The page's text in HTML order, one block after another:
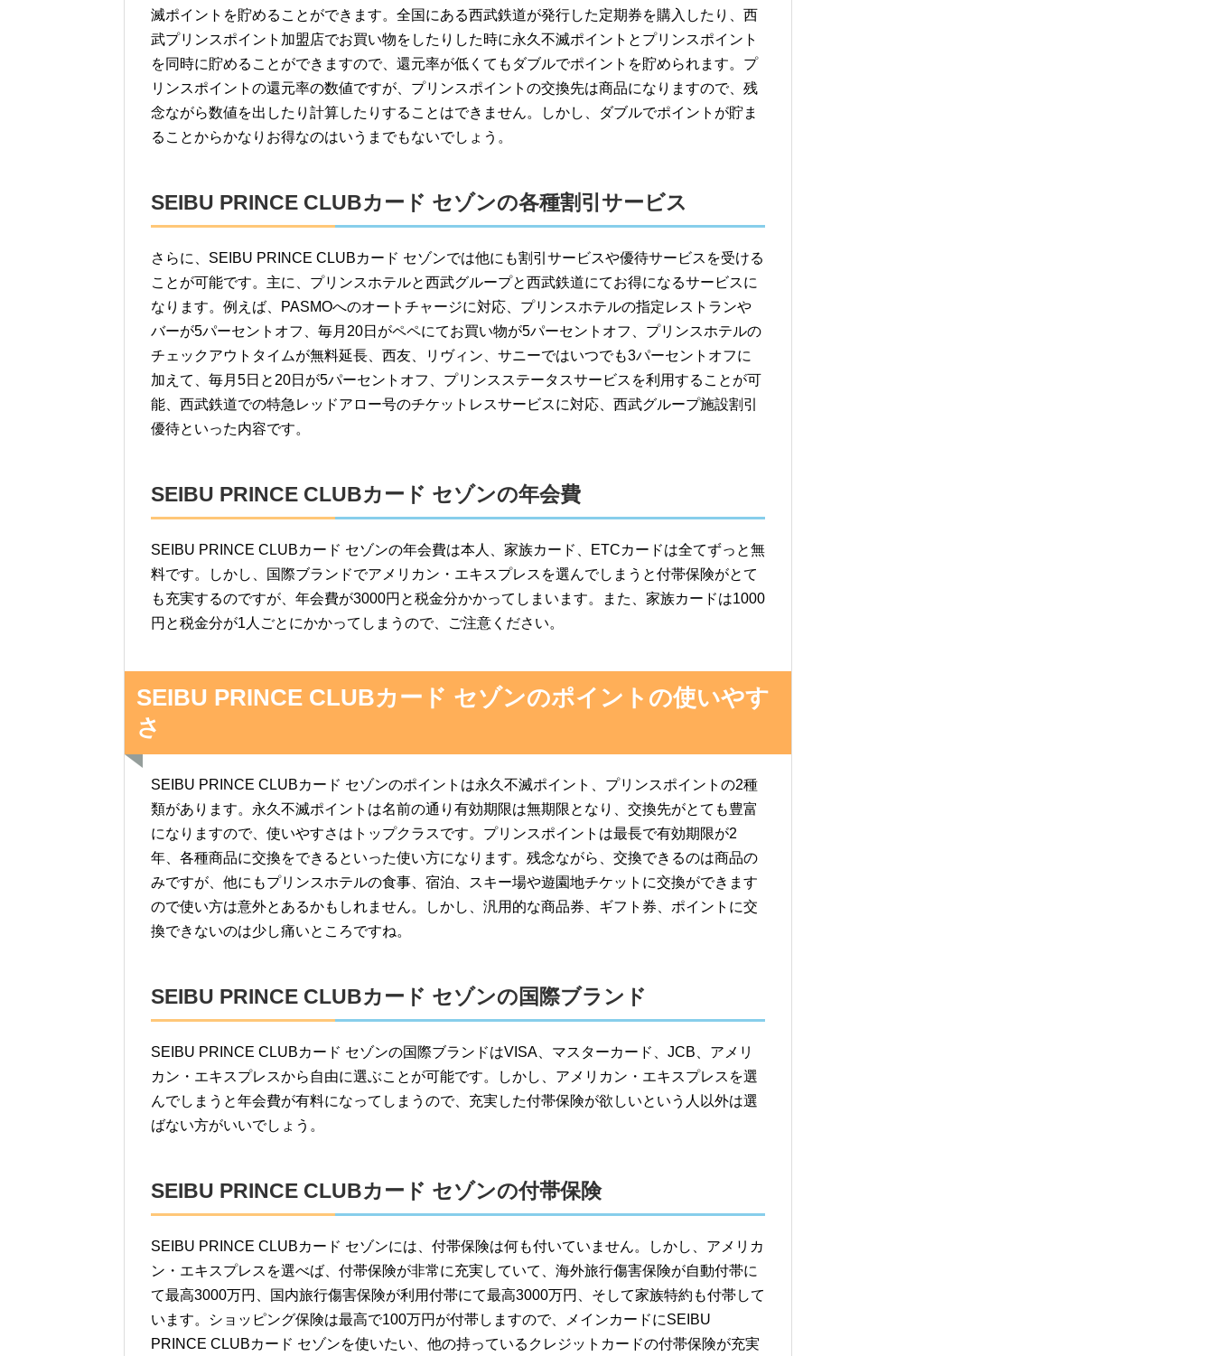
滅ポイントを貯めることができます。全国にある西武鉄道が発行した定期券を購入したり、西
武プリンスポイント加盟店でお買い物をしたりした時に永久不滅ポイントとプリンスポイント
を同時に貯めることができますので、還元率が低くてもダブルでポイントを貯められます。プ
リンスポイントの還元率の数値ですが、プリンスポイントの交換先は商品になりますので、残
念ながら数値を出したり計算したりすることはできません。しかし、ダブルでポイントが貯ま
ることからかなりお得なのはいうまでもないでしょう。
SEIBU PRINCE CLUBカード セゾンの各種割引サービス
さらに、SEIBU PRINCE CLUBカード セゾンでは他にも割引サービスや優待サービスを受ける
ことが可能です。主に、プリンスホテルと西武グループと西武鉄道にてお得になるサービスに
なります。例えば、PASMOへのオートチャージに対応、プリンスホテルの指定レストランや
バーが5パーセントオフ、毎月20日がペペにてお買い物が5パーセントオフ、プリンスホテルの
チェックアウトタイムが無料延長、西友、リヴィン、サニーではいつでも3パーセントオフに
加えて、毎月5日と20日が5パーセントオフ、プリンスステータスサービスを利用することが可
能、西武鉄道での特急レッドアロー号のチケットレスサービスに対応、西武グループ施設割引
優待といった内容です。
SEIBU PRINCE CLUBカード セゾンの年会費
SEIBU PRINCE CLUBカード セゾンの年会費は本人、家族カード、ETCカードは全てずっと無
料です。しかし、国際ブランドでアメリカン・エキスプレスを選んでしまうと付帯保険がとて
も充実するのですが、年会費が3000円と税金分かかってしまいます。また、家族カードは1000
円と税金分が1人ごとにかかってしまうので、ご注意ください。
SEIBU PRINCE CLUBカード セゾンのポイントの使いやす
さ
SEIBU PRINCE CLUBカード セゾンのポイントは永久不滅ポイント、プリンスポイントの2種
類があります。永久不滅ポイントは名前の通り有効期限は無期限となり、交換先がとても豊富
になりますので、使いやすさはトップクラスです。プリンスポイントは最長で有効期限が2
年、各種商品に交換をできるといった使い方になります。残念ながら、交換できるのは商品の
みですが、他にもプリンスホテルの食事、宿泊、スキー場や遊園地チケットに交換ができます
ので使い方は意外とあるかもしれません。しかし、汎用的な商品券、ギフト券、ポイントに交
換できないのは少し痛いところですね。
SEIBU PRINCE CLUBカード セゾンの国際ブランド
SEIBU PRINCE CLUBカード セゾンの国際ブランドはVISA、マスターカード、JCB、アメリ
カン・エキスプレスから自由に選ぶことが可能です。しかし、アメリカン・エキスプレスを選
んでしまうと年会費が有料になってしまうので、充実した付帯保険が欲しいという人以外は選
ばない方がいいでしょう。
SEIBU PRINCE CLUBカード セゾンの付帯保険
SEIBU PRINCE CLUBカード セゾンには、付帯保険は何も付いていません。しかし、アメリカ
ン・エキスプレスを選べば、付帯保険が非常に充実していて、海外旅行傷害保険が自動付帯に
て最高3000万円、国内旅行傷害保険が利用付帯にて最高3000万円、そして家族特約も付帯して
います。ショッピング保険は最高で100万円が付帯しますので、メインカードにSEIBU
PRINCE CLUBカード セゾンを使いたい、他の持っているクレジットカードの付帯保険が充実